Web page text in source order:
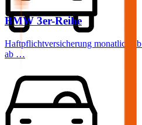
BMW 3er-Reihe
Haftpflichtversicherung monatlich ab
ab …